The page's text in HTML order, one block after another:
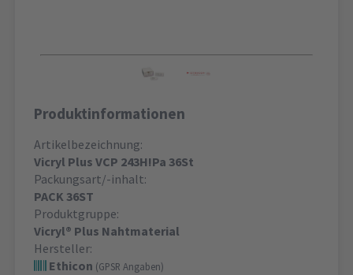
Produktinformationen
Artikelbezeichnung:
Vicryl Plus VCP 243H!Pa 36St
Packungsart/-inhalt:
PACK 36ST
Produktgruppe:
Vicryl® Plus Nahtmaterial
Hersteller:
Ethicon (GPSR Angaben)